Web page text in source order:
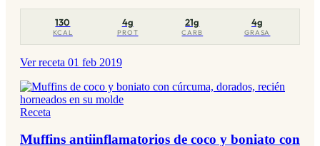
130
KCAL
4g
PROT
21g
CARB
4g
GRASA
Ver receta 01 feb 2019
Receta
Muffins antiinflamatorios de coco y boniato con